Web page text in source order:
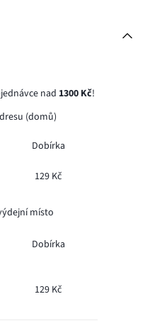
nad 1300 Kč!
(domů)
Dobírka
129 Kč
místo
Dobírka
129 Kč